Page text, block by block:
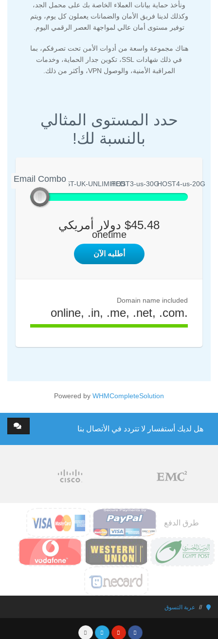
ونأخذ حماية بيانات العملاء الخاصة بك على محمل الجد،
وكذلك لدينا فريق الأمان والضمانات يعملون كل يوم، ويتم
توفير مستوى أمان عالي لمواجهة العصر الرقمي اليوم.
هناك مجموعة واسعة من أدوات الأمن تحت تصرفكم، بما
في ذلك شهادات SSL، تكوين جدار الحماية، وخدمات
المراقبة الأمنية، والوصول VPN، وأكثر من ذلك.
حدد المستوى المثالي
بالنسبة لك!
Email Combo
Email ComboHOST-UK-UNLIMITEDHOST3-us-30GHOST4-us-20G
$45.48 دولار أمريكي
onetime
أطلبه الآن
Domain name included
.online, .in, .me, .net, .com
100%
Powered by WHMCompleteSolution
هل لديك أستفسار لا تتردد في الأتصال بنا
طرق الدفع
عربة التسوق